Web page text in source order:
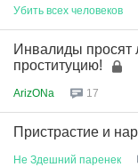
Убить всех человеков
Инвалиды просят
проституцию!
ArizONa 17
Пристрастие и
Не Здешний паренек